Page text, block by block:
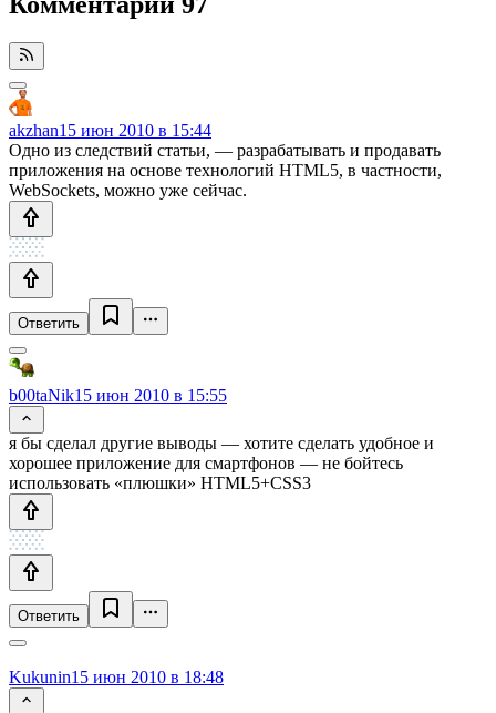
akzhan15 июн 2010 в 15:44
Одно из следствий статьи, — разрабатывать и продавать
приложения на основе технологий HTML5, в частности,
WebSockets, можно уже сейчас.
Ответить
b00taNik15 июн 2010 в 15:55
я бы сделал другие выводы — хотите сделать удобное и
хорошее приложение для смартфонов — не бойтесь
использовать «плюшки» HTML5+CSS3
Ответить
Kukunin15 июн 2010 в 18:48